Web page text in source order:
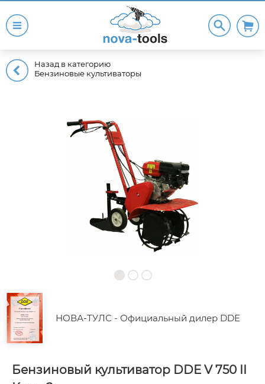
Назад в категорию
Бензиновые культиваторы
НОВА-ТУЛС - Официальный дилер DDE
Бензиновый культиватор DDE V 750 II